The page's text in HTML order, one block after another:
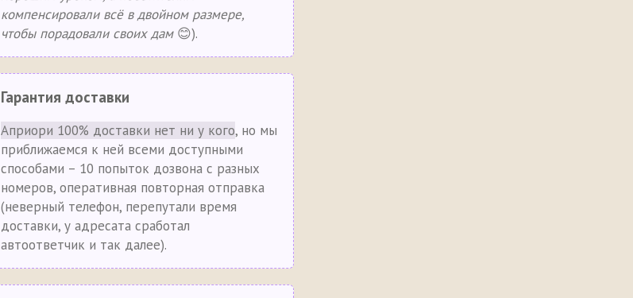
компенсировали всё в двойном размере,
чтобы порадовали своих дам😊).
Гарантия доставки
Априори 100% доставки нет ни у кого, но мы
приближаемся к ней всеми доступными
способами – 10 попыток дозвона с разных
номеров, оперативная повторная отправка
(неверный телефон, перепутали время
доставки, у адресата сработал
автоответчик и так далее).